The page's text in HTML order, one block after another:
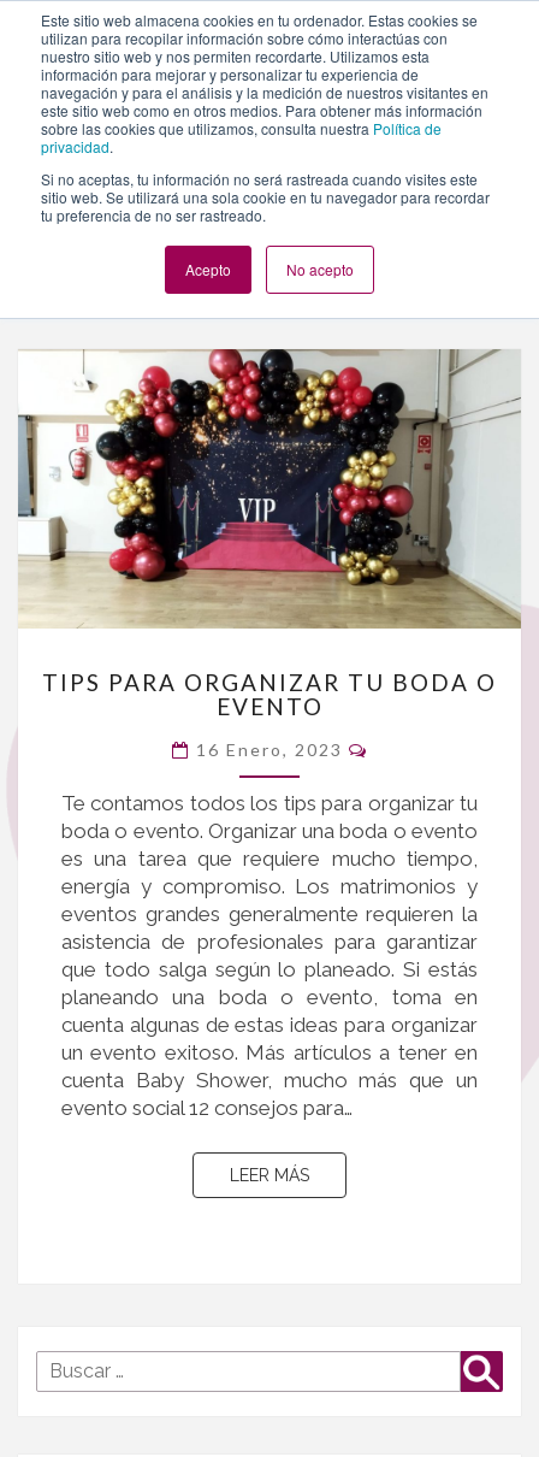
Este sitio web almacena cookies en tu ordenador. Estas cookies se
utilizan para recopilar información sobre cómo interactúas con
nuestro sitio web y nos permiten recordarte. Utilizamos esta
información para mejorar y personalizar tu experiencia de
navegación y para el análisis y la medición de nuestros visitantes en
este sitio web como en otros medios. Para obtener más información
sobre las cookies que utilizamos, consulta nuestra Política de
privacidad.
Si no aceptas, tu información no será rastreada cuando visites este
sitio web. Se utilizará una sola cookie en tu navegador para recordar
tu preferencia de no ser rastreado.
Acepto No acepto
https://www.evento.love/blog/2023/01/
Evento.love»Archivo de enero 2023
Navegando Por
Mes:Enero 2023
PARA
ORGANIZAR
TU
BODA
O
EVENTO
TIPS PARA ORGANIZAR TU BODA O
EVENTO
16 Enero, 2023
Te contamos todos los tips para organizar tu
boda o evento. Organizar una boda o evento
es una tarea que requiere mucho tiempo,
energía y compromiso. Los matrimonios y
eventos grandes generalmente requieren la
asistencia de profesionales para garantizar
que todo salga según lo planeado. Si estás
planeando una boda o evento, toma en
cuenta algunas de estas ideas para organizar
un evento exitoso. Más artículos a tener en
cuenta Baby Shower, mucho más que un
evento social 12 consejos para…
LEER MÁSLEER MÁS
Buscar
por: